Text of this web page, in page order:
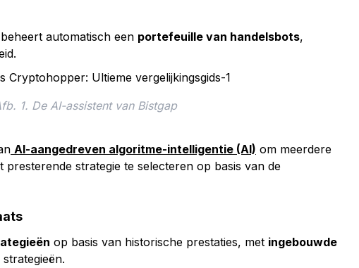
automatisch een portefeuille van handelsbots,
1. De AI-assistent van Bistgap
AI-aangedreven algoritme-intelligentie (AI) om meerdere
presterende strategie te selecteren op basis van de
op basis van historische prestaties, met ingebouwde